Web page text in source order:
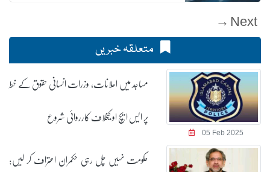
Next →
متعلقہ خبریں
05 Feb 2025
مساجد میں اعلانات، وزرات انسانی حقوق کے خط
پر ایس ایچ او کیخلاف کارروائی شروع
حکومت نہیں چل رہی حکمران اعتراف کر لیں: